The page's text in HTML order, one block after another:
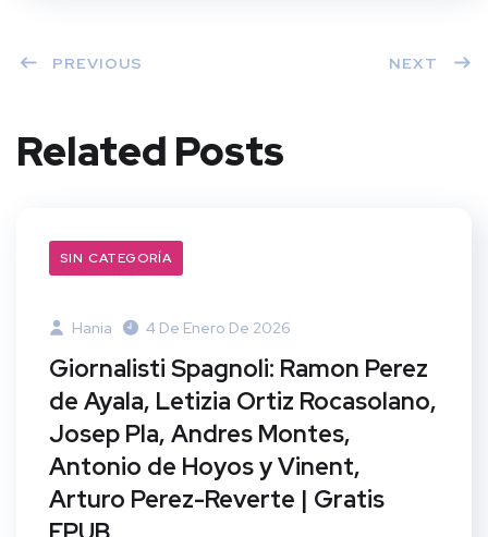
PREVIOUS NEXT
Related Posts
SIN CATEGORÍA
Hania 4 De Enero De 2026
Giornalisti Spagnoli: Ramon Perez
de Ayala, Letizia Ortiz Rocasolano,
Josep Pla, Andres Montes,
Antonio de Hoyos y Vinent,
Arturo Perez-Reverte | Gratis